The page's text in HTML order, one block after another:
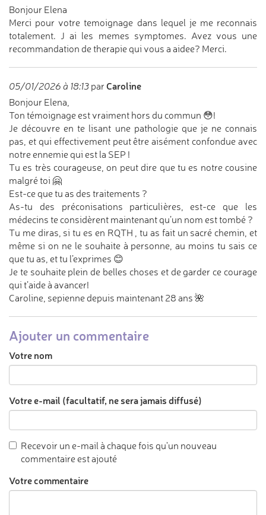
Bonjour Elena
Merci pour votre temoignage dans lequel je me reconnais
totalement. J ai les memes symptomes. Avez vous une
recommandation de therapie qui vous a aidee? Merci.
05/01/2026 à 18:13 par Caroline
Bonjour Elena,
Ton témoignage est vraiment hors du commun 😳!
Je découvre en te lisant une pathologie que je ne connais
pas, et qui effectivement peut être aisément confondue avec
notre ennemie qui est la SEP !
Tu es très courageuse, on peut dire que tu es notre cousine
malgré toi 🤗
Est-ce que tu as des traitements ?
As-tu des préconisations particulières, est-ce que les
médecins te considèrent maintenant qu’un nom est tombé ?
Tu me diras, si tu es en RQTH , tu as fait un sacré chemin, et
même si on ne le souhaite à personne, au moins tu sais ce
que tu as, et tu l’exprimes 😊
Je te souhaite plein de belles choses et de garder ce courage
qui t’aide à avancer!
Caroline, sepienne depuis maintenant 28 ans 🌺
Ajouter un commentaire
Votre nom
Votre e-mail (facultatif, ne sera jamais diffusé)
Recevoir un e-mail à chaque fois qu'un nouveau
commentaire est ajouté
Votre commentaire